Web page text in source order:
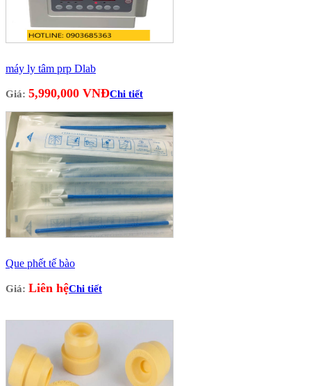
máy ly tâm prp Dlab
Giá: 5,990,000 VNĐChi tiết
Que phết tế bào
Giá: Liên hệChi tiết